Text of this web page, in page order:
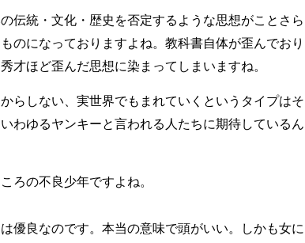
伝統・文化・歴史を否定するような思想がことさら
のになっておりますよね。教科書自体が歪んでおり
才ほど歪んだ思想に染まってしまいますね。
らしない、実世界でもまれていくというタイプはそ
わゆるヤンキーと言われる人たちに期待しているん
ろの不良少年ですよね。
優良なのです。本当の意味で頭がいい。しかも女に